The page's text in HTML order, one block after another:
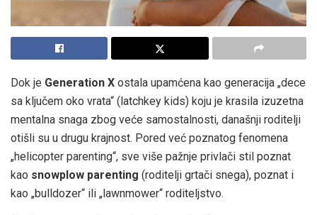
Dok je Generation X ostala upamćena kao generacija „dece
sa ključem oko vrata“ (latchkey kids) koju je krasila izuzetna
mentalna snaga zbog veće samostalnosti, današnji roditelji
otišli su u drugu krajnost. Pored već poznatog fenomena
„helicopter parenting“, sve više pažnje privlači stil poznat
kao snowplow parenting (roditelji grtači snega), poznat i
kao „bulldozer“ ili „lawnmower“ roditeljstvo.